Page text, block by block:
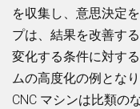
を収集し、意思決定
プは、結果を改善す
変化する条件に対す
ムの高度化の例とな
CNC マシンは比類の